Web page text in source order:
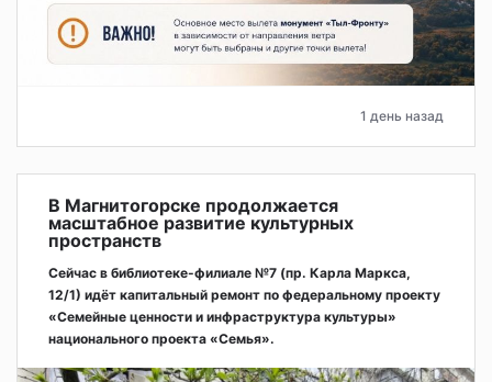
1 день назад
В Магнитогорске продолжается
масштабное развитие культурных
пространств
Сейчас в библиотеке-филиале №7 (пр. Карла Маркса,
12/1) идёт капитальный ремонт по федеральному проекту
«Семейные ценности и инфраструктура культуры»
национального проекта «Семья».